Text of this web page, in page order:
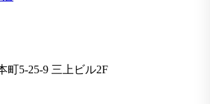
町5-25-9 三上ビル2F